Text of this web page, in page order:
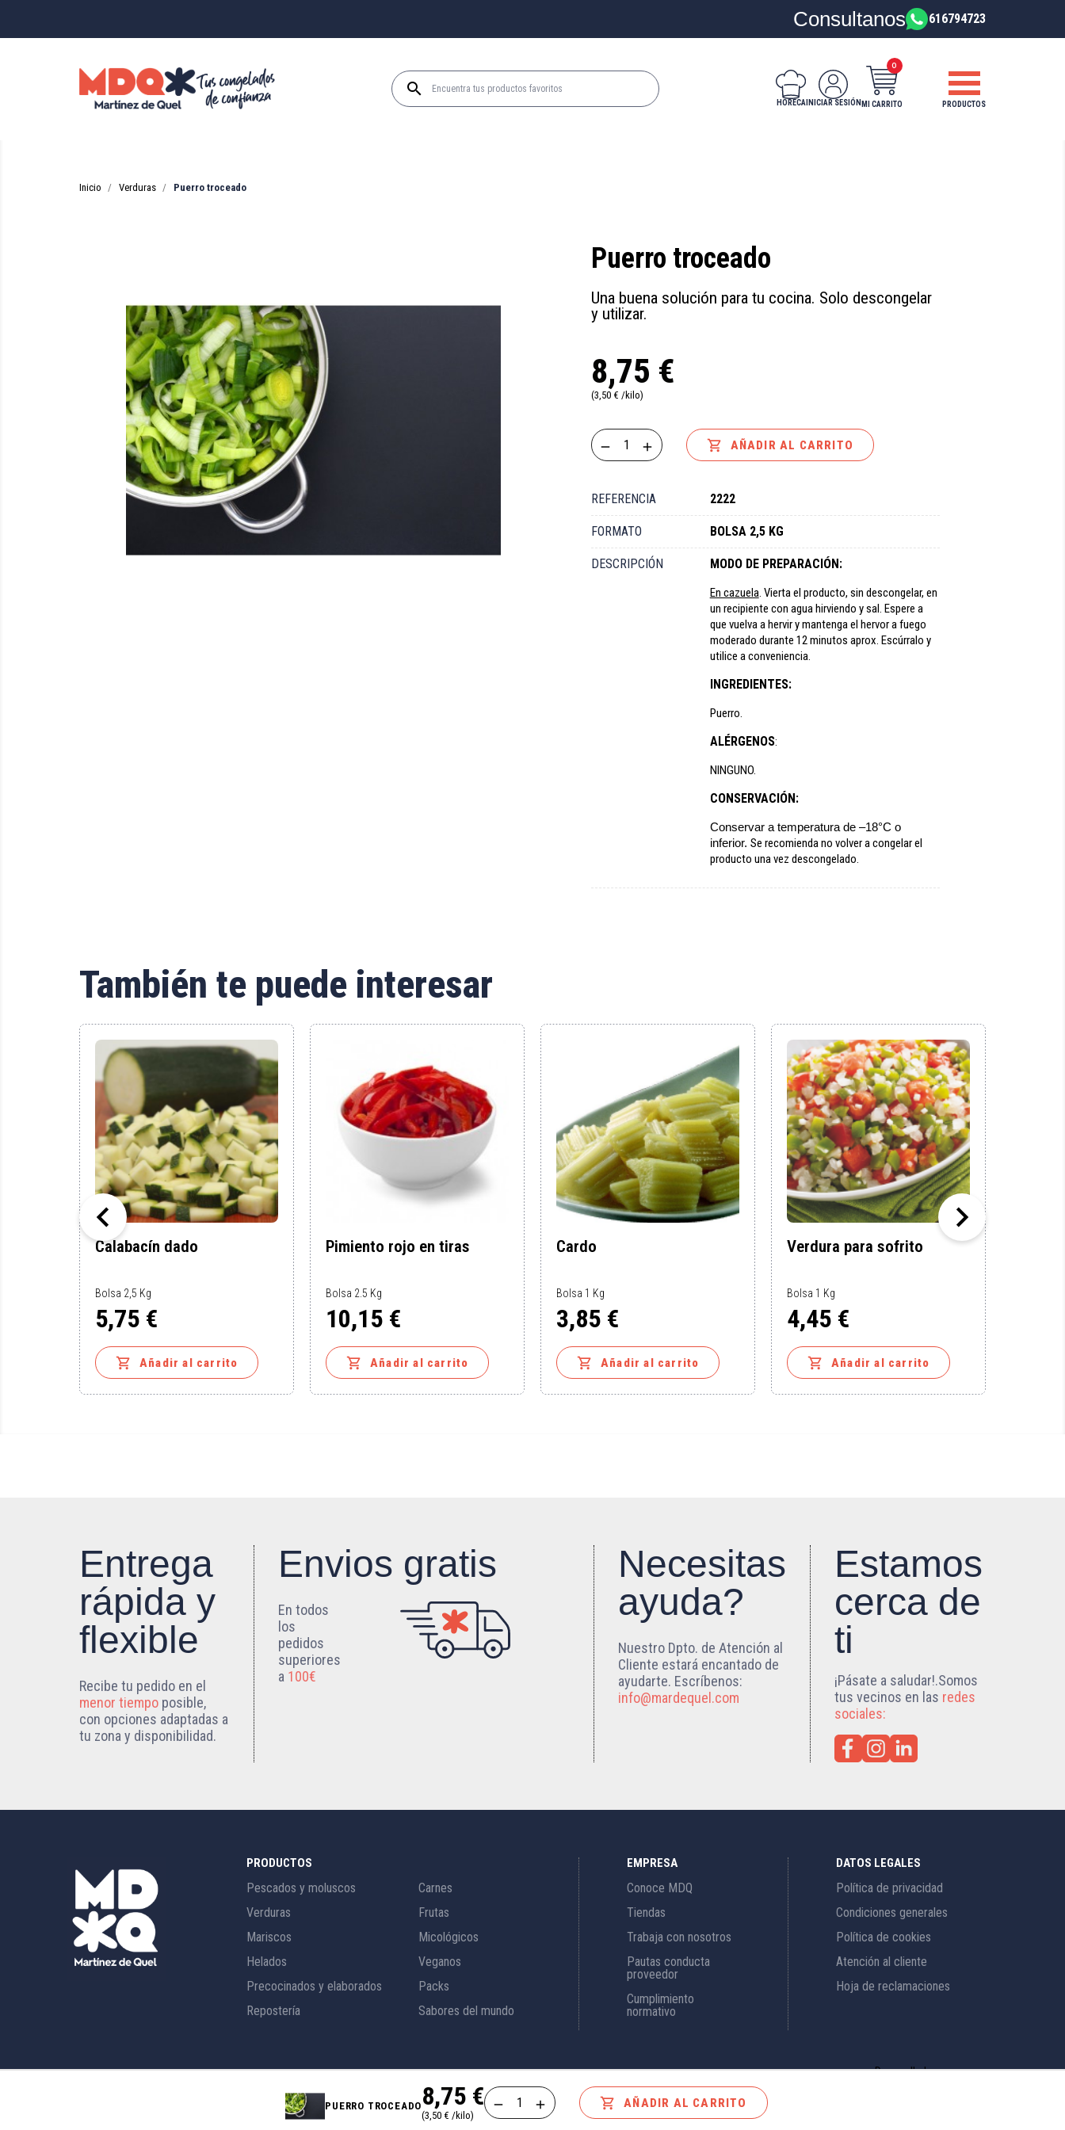
Consultanos 616794723

HORECA INICIAR SESIÓN MI CARRITO
0
PRODUCTOS
Inicio Verduras Puerro troceado
Puerro troceado
Una buena solución para tu cocina. Solo descongelar
y utilizar.
8,75 €
(3,50 € /kilo)
 AÑADIR AL CARRITO
REFERENCIA 2222
FORMATO BOLSA 2,5 KG
DESCRIPCIÓN MODO DE PREPARACIÓN:
En cazuela. Vierta el producto, sin descongelar, en
un recipiente con agua hirviendo y sal. Espere a
que vuelva a hervir y mantenga el hervor a fuego
moderado durante 12 minutos aprox. Escúrralo y
utilice a conveniencia.
INGREDIENTES:
Puerro.
ALÉRGENOS:
NINGUNO.
CONSERVACIÓN:
Conservar a temperatura de –18°C o
inferior. Se recomienda no volver a congelar el
producto una vez descongelado.
PUERRO TROCEADO 8,75 €
(3,50 € /kilo)
 AÑADIR AL CARRITO
También te puede interesar
Calabacín dado
Bolsa 2,5 Kg
Precio
5,75 €
 Añadir al carrito
Pimiento rojo en tiras
Bolsa 2.5 Kg
Precio
10,15 €
 Añadir al carrito
Cardo
Bolsa 1 Kg
Precio
3,85 €
 Añadir al carrito
Verdura para sofrito
Bolsa 1 Kg
Precio
4,45 €
 Añadir al carrito
 
Entrega
rápida y
flexible
Recibe tu pedido en el
menor tiempo posible,
con opciones adaptadas a
tu zona y disponibilidad.
Envios gratis
En todos
los
pedidos
superiores
a 100€
Necesitas
ayuda?
Nuestro Dpto. de Atención al
Cliente estará encantado de
ayudarte. Escríbenos:
info@mardequel.com
Estamos
cerca de
ti
¡Pásate a saludar!.Somos
tus vecinos en las redes
sociales:
PRODUCTOS
Pescados y moluscos
Verduras
Mariscos
Helados
Precocinados y elaborados
Repostería
Carnes
Frutas
Micológicos
Veganos
Packs
Sabores del mundo
EMPRESA
Conoce MDQ
Tiendas
Trabaja con nosotros
Pautas conducta
proveedor
Cumplimiento
normativo
DATOS LEGALES
Política de privacidad
Condiciones generales
Política de cookies
Atención al cliente
Hoja de reclamaciones
Desarrollado por